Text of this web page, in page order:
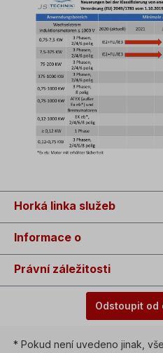
Horká linka služeb
Informace o
Právní záležitosti
Odstoupit od
* Pokud není uvedeno jinak,